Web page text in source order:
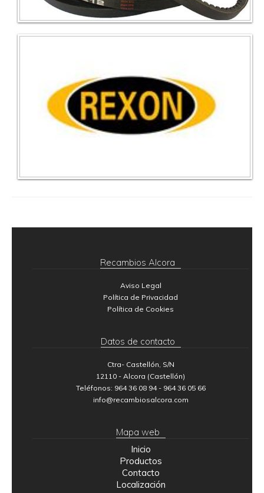
CASTELLON DE CORREAS REXON
Recambios Alcora
Aviso Legal
Política de Privacidad
Política de Cookies
Datos de contacto
Ctra- Castellón, S/N
12110 - Alcora (Castellón)
Teléfonos: 964 36 08 94 - 964 36 05 66
info@recambiosalcora.com
Mapa web
Inicio
Productos
Contacto
Localización